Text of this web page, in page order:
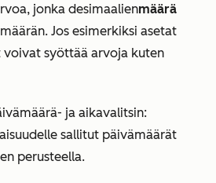
jonka desimaalienmäärä
Jos esimerkiksi asetat
syöttää arvoja kuten
ja aikavalitsin:
sallitut päivämäärät
perusteella.